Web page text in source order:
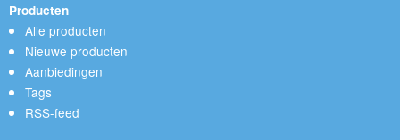
Producten
Alle producten
Nieuwe producten
Aanbiedingen
Tags
RSS-feed